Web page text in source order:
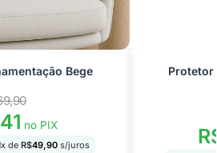
Bege
no PIX
x de R$49,90s/juros
Protetor